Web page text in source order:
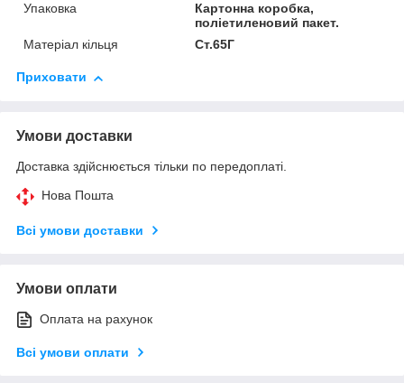
Упаковка
Картонна коробка,
поліетиленовий пакет.
Матеріал кільця
Ст.65Г
Приховати
Умови доставки
Доставка здійснюється тільки по передоплаті.
Нова Пошта
Всі умови доставки
Умови оплати
Оплата на рахунок
Всі умови оплати